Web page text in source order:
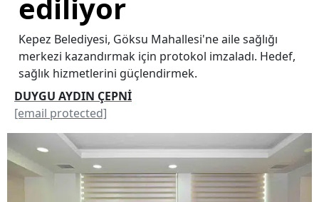
ediliyor
Kepez Belediyesi, Göksu Mahallesi'ne aile sağlığı
merkezi kazandırmak için protokol imzaladı. Hedef,
sağlık hizmetlerini güçlendirmek.
DUYGU AYDIN ÇEPNİ
[email protected]